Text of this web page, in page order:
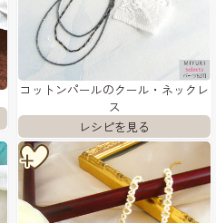
コットンパールのクール・ネックレ
ス